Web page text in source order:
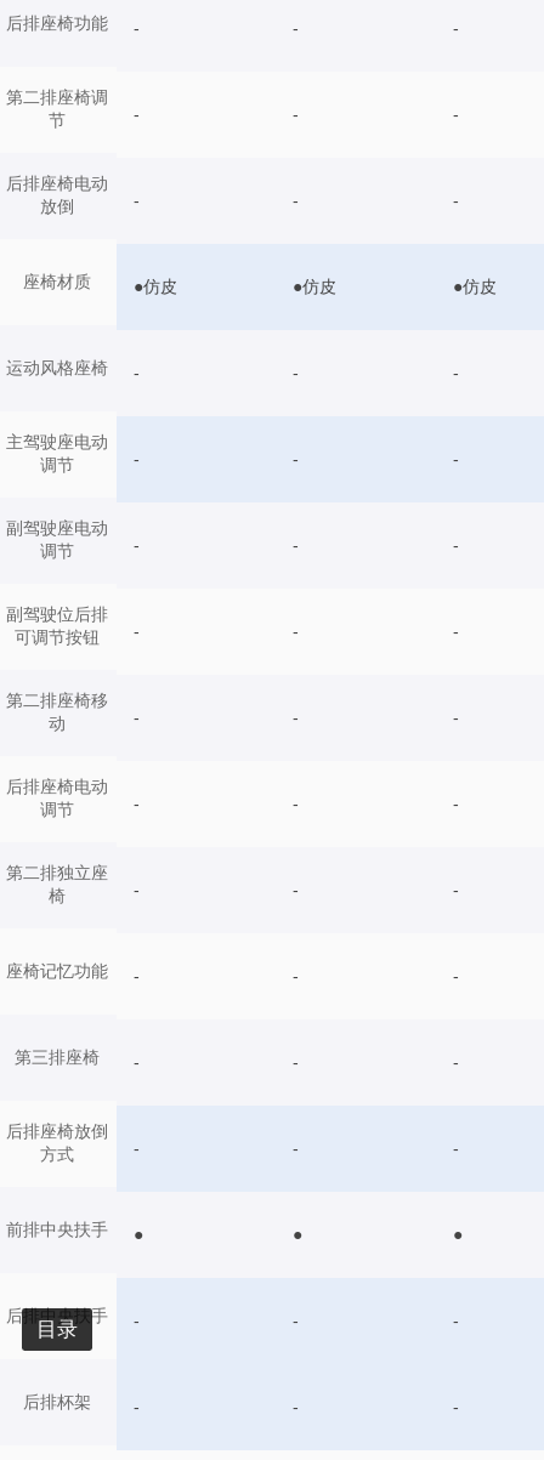
后排座椅功能
第二排座椅调
节
后排座椅电动
放倒
座椅材质
运动风格座椅
主驾驶座电动
调节
副驾驶座电动
调节
副驾驶位后排
可调节按钮
第二排座椅移
动
后排座椅电动
调节
第二排独立座
椅
座椅记忆功能
第三排座椅
后排座椅放倒
方式
前排中央扶手
后排中央扶手
后排杯架
- - -
- - -
- - -
●仿皮 ●仿皮 ●仿皮
- - -
- - -
- - -
- - -
- - -
- - -
- - -
- - -
- - -
- - -
● ● ●
- - -
- - -
目录